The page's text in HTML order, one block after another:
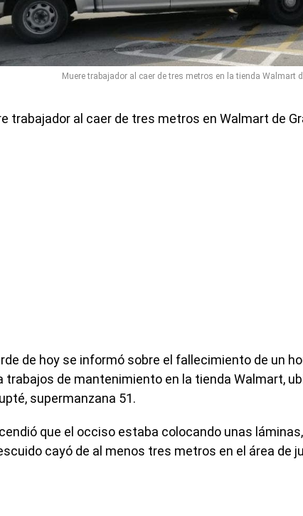
Muere trabajador al caer de tres metros en la tienda Walmart
trabajador al caer de tres metros en Walmart de
de hoy se informó sobre el fallecimiento de un
trabajos de mantenimiento en la tienda Walmart,
supermanzana 51.
que el occiso estaba colocando unas
cayó de al menos tres metros en el área de